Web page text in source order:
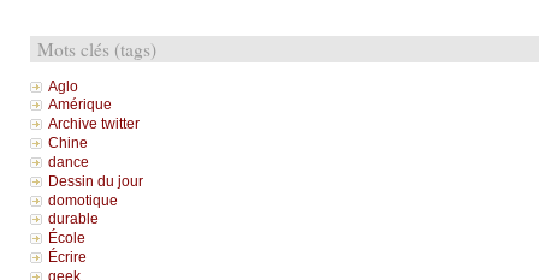
Mots clés (tags)
Aglo
Amérique
Archive twitter
Chine
dance
Dessin du jour
domotique
durable
École
Écrire
geek